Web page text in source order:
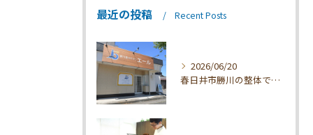
最近の投稿 Recent Posts
2026/06/20
春日井市勝川の整体で疲れを根本改善